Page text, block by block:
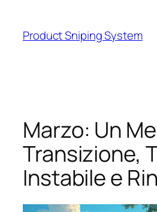
content
Product Sniping System
Marzo: Un
Transizione,
Instabile e